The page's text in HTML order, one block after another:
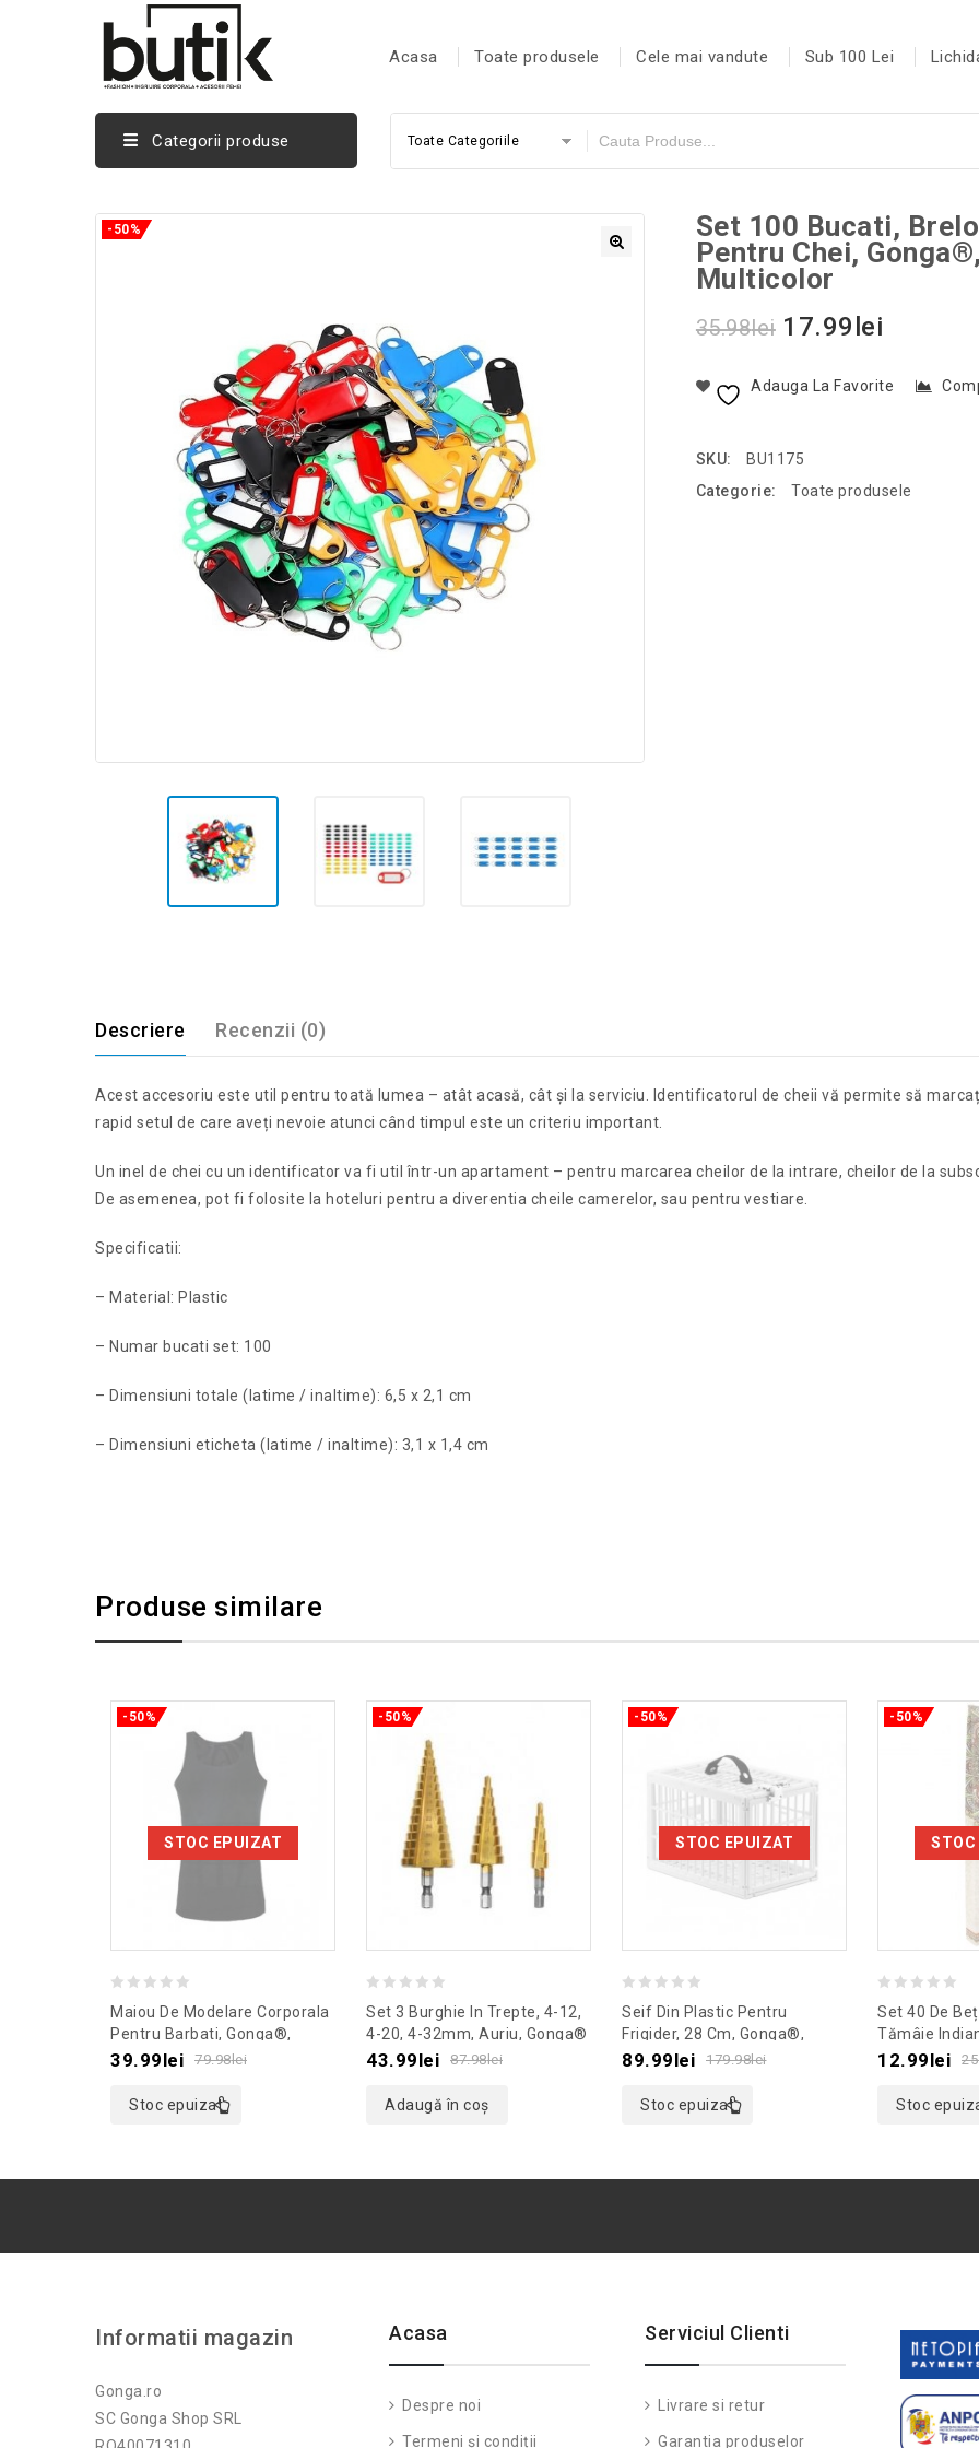
Acasa Toate produsele Cele mai vandute Sub 100 Lei
Categorii produse Toate Categoriile
-50%
Set 100 Bucati,
Pentru Chei,
Multicolor
35.98lei 17.99 lei
Adauga La Favorite
SKU:
BU1175
Categorie:
Toate produsele
Descriere Recenzii (0)
Acest accesoriu este util pentru toată lumea – atât acasă, cât și la serviciu. Identificatorul de cheii vă permite să
rapid setul de care aveți nevoie atunci când timpul este un criteriu important.
Un inel de chei cu un identificator va fi util într-un apartament – pentru marcarea cheilor de la intrare, cheilor de la
De asemenea, pot fi folosite la hoteluri pentru a diverentia cheile camerelor, sau pentru vestiare.
Specificatii:
– Material: Plastic
– Numar bucati set: 100
– Dimensiuni totale (latime / inaltime): 6,5 x 2,1 cm
– Dimensiuni eticheta (latime / inaltime): 3,1 x 1,4 cm
Produse similare
STOC EPUIZAT
-50%
out
of
Maiou De Modelare Corporala
Pentru Barbati, Gonga®,
Culoaremodel Negru, Marime
79.98lei
39.99lei
Stoc epuizat
-50%
out
of
Set 3 Burghie In Trepte, 4-12,
4-20, 4-32mm, Auriu, Gonga®
87.98lei
43.99lei
Adaugă în coș
STOC EPUIZAT
-50%
out
of
Seif Din Plastic Pentru
Frigider, 28 Cm, Gonga®,
Culoaremodel Alb
179.98lei
89.99lei
Stoc epuizat
-50%
out
of
Set 40 De
Tămâie
12.99lei
Stoc
Informatii magazin
Gonga.ro
SC Gonga Shop SRL
Acasa
Despre noi
Termeni și condiții
Serviciul Clienti
Livrare si retur
Garantia produselor